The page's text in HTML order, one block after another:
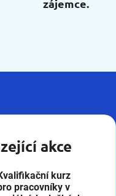
zájemce.
akce
kurz
pracovníky v